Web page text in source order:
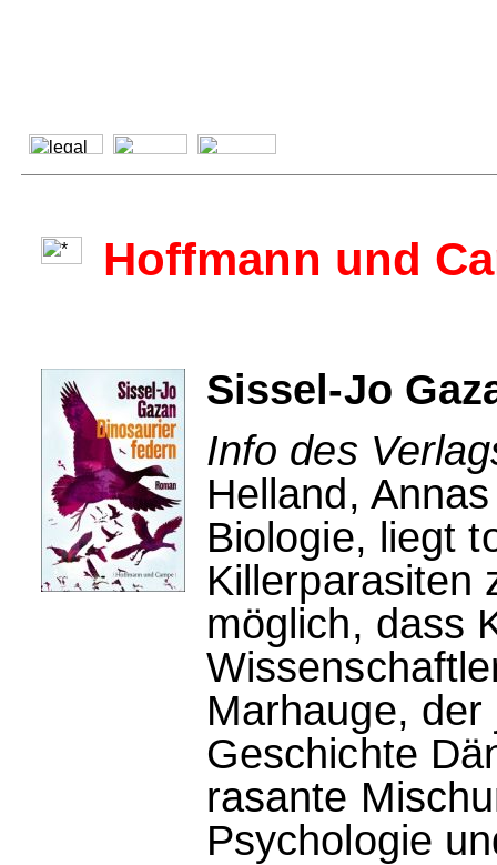
Hoffmann und
Sissel-Jo
Info des
Helland,
Biologie, liegt
Killerparasiten
möglich, dass
Marhauge,
Geschichte
rasante
Psychologie